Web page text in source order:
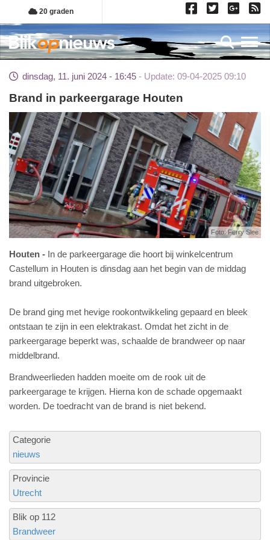
Overslaan
en
naar
de
gaan
20 graden
dinsdag, 11. juni 2024 - 16:45 Update: 09-04-2025 09:10
Brand in parkeergarage Houten
Foto: Ferry Slee
Houten
In de parkeergarage die hoort bij winkelcentrum
Castellum in Houten is dinsdag aan het begin van de middag
brand uitgebroken.
De brand ging met hevige rookontwikkeling gepaard en bleek
ontstaan te zijn in een elektrakast. Omdat het zicht in de
parkeergarage beperkt was, schaalde de brandweer op naar
middelbrand.
Brandweerlieden hadden moeite om de rook uit de
parkeergarage te krijgen. Hierna kon de schade opgemaakt
worden. De toedracht van de brand is niet bekend.
Categorie
nieuws
Provincie
Utrecht
Blik op 112
Brandweer